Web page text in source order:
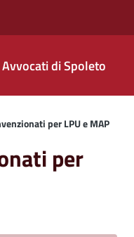
di Spoleto
per LPU e MAP
per